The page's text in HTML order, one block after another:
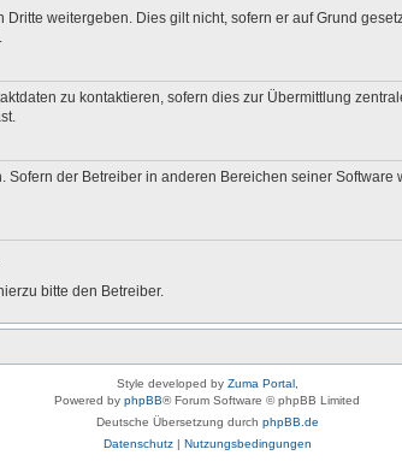
weitergeben. Dies gilt nicht, sofern er auf Grund
zu kontaktieren, sofern dies zur Übermittlung
der Betreiber in anderen Bereichen seiner
bitte den Betreiber.
Style developed by Zuma Portal,
Powered by phpBB® Forum Software © phpBB Limited
Deutsche Übersetzung durch phpBB.de
Datenschutz| Nutzungsbedingungen